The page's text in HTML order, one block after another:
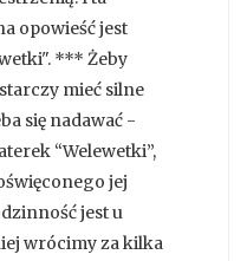
opowieść jest
*** Żeby
mieć silne
się nadawać -
“Welewetki”,
jej
jest u
wrócimy za kilka